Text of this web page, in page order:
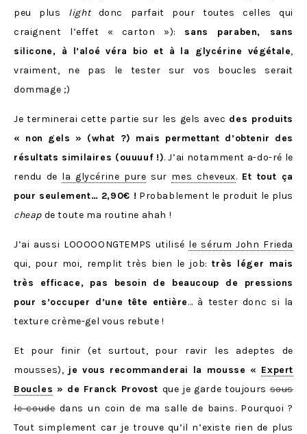
peu plus lightdonc parfait pour toutes celles qui
craignent l’effet « carton »): sans paraben, sans
silicone, à l’aloé véra bio et à la glycérine végétale,
vraiment, ne pas le tester sur vos boucles serait
dommage ;)
Je terminerai cette partie sur les gels avec des produits
« non gels » (what ?) mais permettant d’obtenir des
résultats similaires (ouuuuf !). J’ai notamment a-do-ré le
rendu de la glycérine pure sur mes cheveux. Et tout ça
pour seulement… 2,90€ ! Probablement le produit le plus
cheap de toute ma routine ahah !
J’ai aussi LOOOOONGTEMPS utilisé le sérum John Frieda
qui, pour moi, remplit très bien le job:très léger mais
très efficace, pas besoin de beaucoup de pressions
pour s’occuper d’une tête entière… à tester donc si la
texture crème-gel vous rebute !
Et pour finir (et surtout, pour ravir les adeptes de
mousses), je vous recommanderai la mousse « Expert
Boucles » de Franck Provost que je garde toujourssous
le coudedans un coin de ma salle de bains. Pourquoi ?
Tout simplement car je trouve qu’il n’existe rien de plus